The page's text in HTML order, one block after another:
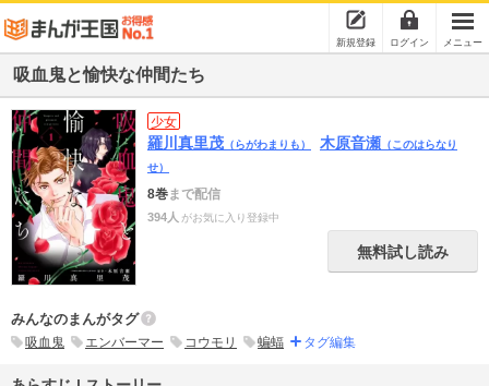
新規登録 ログイン メニュー
吸血鬼と愉快な仲間たち
少女
羅川真里茂 （らがわまりも） 木原音瀬 （このはらなり
せ）
8巻まで配信
394人 がお気に入り登録中
無料試し読み
みんなのまんがタグ
吸血鬼 エンバーマー コウモリ 蝙蝠 タグ編集